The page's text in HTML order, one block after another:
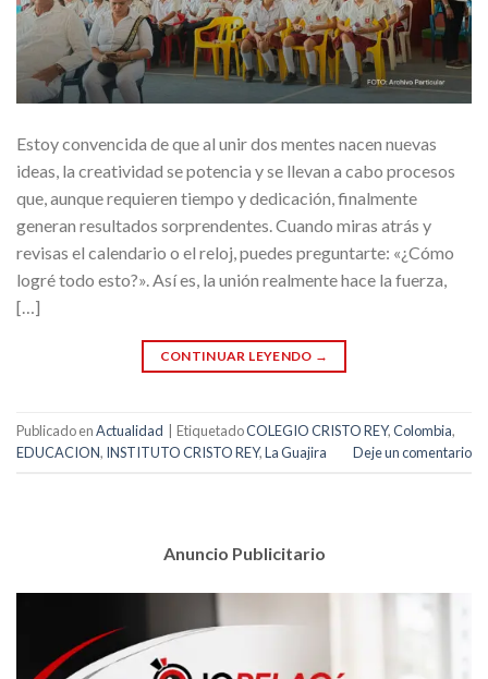
Estoy convencida de que al unir dos mentes nacen nuevas
ideas, la creatividad se potencia y se llevan a cabo procesos
que, aunque requieren tiempo y dedicación, finalmente
generan resultados sorprendentes. Cuando miras atrás y
revisas el calendario o el reloj, puedes preguntarte: «¿Cómo
logré todo esto?». Así es, la unión realmente hace la fuerza,
[…]
CONTINUAR LEYENDO →
Publicado enActualidad EtiquetadoCOLEGIO CRISTO REY,Colombia,
EDUCACION, INSTITUTO CRISTO REY,La Guajira Deje un comentario
Anuncio Publicitario